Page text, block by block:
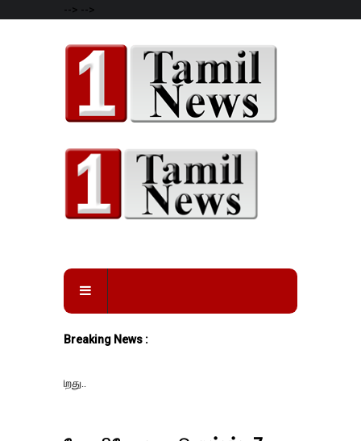
--> -->
Breaking News :